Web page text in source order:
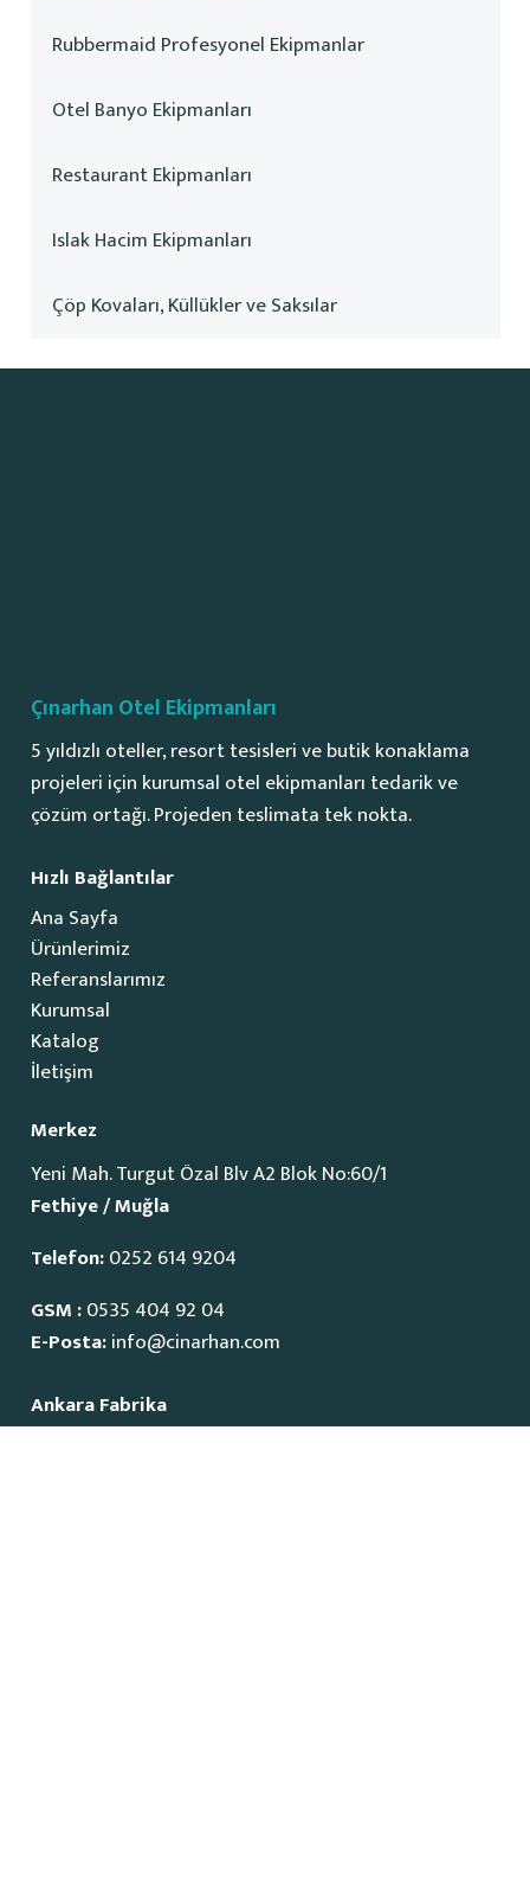
Rubbermaid Profesyonel Ekipmanlar
Otel Banyo Ekipmanları
Restaurant Ekipmanları
Islak Hacim Ekipmanları
Çöp Kovaları, Küllükler ve Saksılar
Çınarhan Otel Ekipmanları
5 yıldızlı oteller, resort tesisleri ve butik konaklama
projeleri için kurumsal otel ekipmanları tedarik ve
çözüm ortağı. Projeden teslimata tek nokta.
Hızlı Bağlantılar
Ana Sayfa
Ürünlerimiz
Referanslarımız
Kurumsal
Katalog
İletişim
Merkez
Yeni Mah. Turgut Özal Blv A2 Blok No:60/1
Fethiye / Muğla
Telefon:0252 614 9204
GSM :0535 404 92 04
E-Posta:info@cinarhan.com
Ankara Fabrika